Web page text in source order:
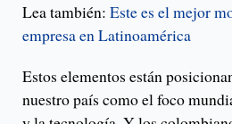
Lea también: Este es el mejor
empresa en Latinoamérica
Estos elementos están
nuestro país como el foco